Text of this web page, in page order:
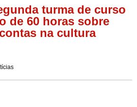
turma de curso
de 60 horas sobre
na cultura